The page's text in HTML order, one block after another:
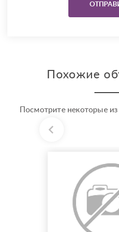
Похожие
Посмотрите некоторые